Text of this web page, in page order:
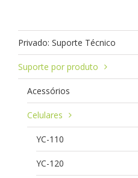
Privado: Suporte Técnico
Suporte por produto
Acessórios
Celulares
YC-110
YC-120